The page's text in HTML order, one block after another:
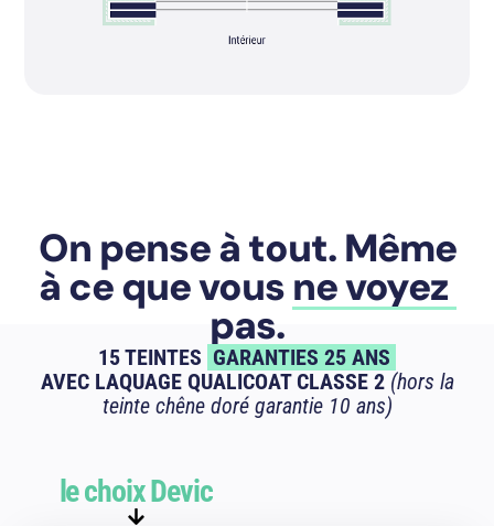
On pense à tout. Même
à ce que vousne voyez
pas.
15 TEINTES GARANTIES 25 ANS
AVEC LAQUAGE QUALICOAT CLASSE 2 (hors la
teinte chêne doré garantie 10 ans)
le choix Devic